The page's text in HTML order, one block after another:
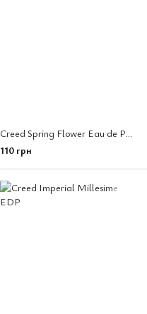
Creed Spring Flower Eau de Parfum
110 грн